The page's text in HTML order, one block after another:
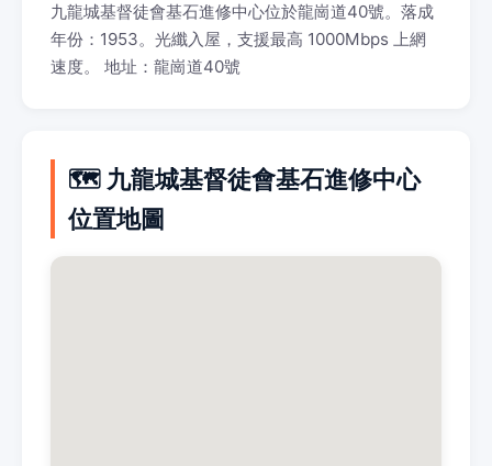
九龍城基督徒會基石進修中心位於龍崗道40號。落成
年份：1953。光纖入屋，支援最高 1000Mbps 上網
速度。 地址：龍崗道40號
🗺️ 九龍城基督徒會基石進修中心
位置地圖